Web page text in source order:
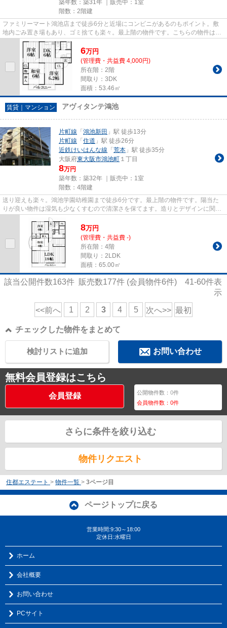
築年数：築31年 ｜販売中： 1室
階数：2階建
ファミリーマート鴻池店まで徒歩6分と近場にコンビニがあるのもポイント。敷
地内ごみ置き場もあり、ゴミ捨ても楽々。最上階の物件です。こちらの物件はア
パートです。住都エステートは...
6万円
(管理費・共益費 4,000円)
所在階：2階
間取り：3DK
面積：53.46㎡
賃貸｜マンション アヴィタンテ鴻池
片町線 「 鴻池新田 」駅 徒歩13分
片町線 「 住道 」駅 徒歩26分
近鉄けいはんな線 「 荒本 」駅 徒歩35分
大阪府東大阪市鴻池町 １丁目
8万円
築年数：築32年 ｜販売中： 1室
階数：4階建
送り迎えも楽々。鴻池学園幼稚園まで徒歩6分です。最上階の物件です。陽当た
りが良い物件は湿気も少なくすむので清潔さを保てます。造りとデザインに関し
て、自信をもって情報を提供で...
8万円
(管理費・共益費 -)
所在階：4階
間取り：2LDK
面積：65.00㎡
該当公開件数163件 販売数177件 (会員物件6件) 41-60件表
示
<<前へ 1 2 3 4 5 次へ>> 最初
チェックした物件をまとめて
お問い合わせ
検討リストに追加
無料会員登録はこちら
会員登録 公開物件数：0件
会員物件数：0件
さらに条件を絞り込む
物件リクエスト
住都エステート > 物件一覧 > 3ページ目
ページトップに戻る
営業時間:9:30～18:00
定休日:水曜日
ホーム
会社概要
お問い合わせ
PCサイト